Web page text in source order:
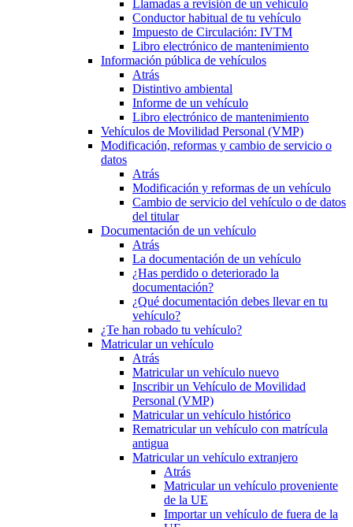
Llamadas a revisión de un vehículo
Conductor habitual de tu vehículo
Impuesto de Circulación: IVTM
Libro electrónico de mantenimiento
Información pública de vehículos
Atrás
Distintivo ambiental
Informe de un vehículo
Libro electrónico de mantenimiento
Vehículos de Movilidad Personal (VMP)
Modificación, reformas y cambio de servicio o
datos
Atrás
Modificación y reformas de un vehículo
Cambio de servicio del vehículo o de datos
del titular
Documentación de un vehículo
Atrás
La documentación de un vehículo
¿Has perdido o deteriorado la
documentación?
¿Qué documentación debes llevar en tu
vehículo?
¿Te han robado tu vehículo?
Matricular un vehículo
Atrás
Matricular un vehículo nuevo
Inscribir un Vehículo de Movilidad
Personal (VMP)
Matricular un vehículo histórico
Rematricular un vehículo con matrícula
antigua
Matricular un vehículo extranjero
Atrás
Matricular un vehículo proveniente
de la UE
Importar un vehículo de fuera de la